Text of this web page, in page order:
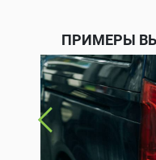
ПРИМЕРЫ